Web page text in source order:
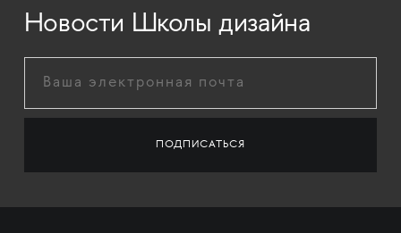
Новости Школы дизайна